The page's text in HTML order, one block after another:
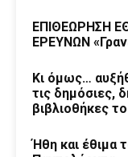
ΕΠΙΘΕΩΡΗΣΗ
ΕΡΕΥΝΩΝ
Κι όμως…
τις δημόσιες,
βιβλιοθήκες
Ήθη και έθιμα